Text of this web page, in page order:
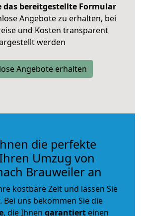
das bereitgestellte Formular
Angebote zu erhalten, bei
und Kosten transparent
werden
Angebote erhalten
die perfekte
Umzug von
Brauweiler an
kostbare Zeit und lassen Sie
Bei uns bekommen Sie die
, die Ihnen garantiert einen